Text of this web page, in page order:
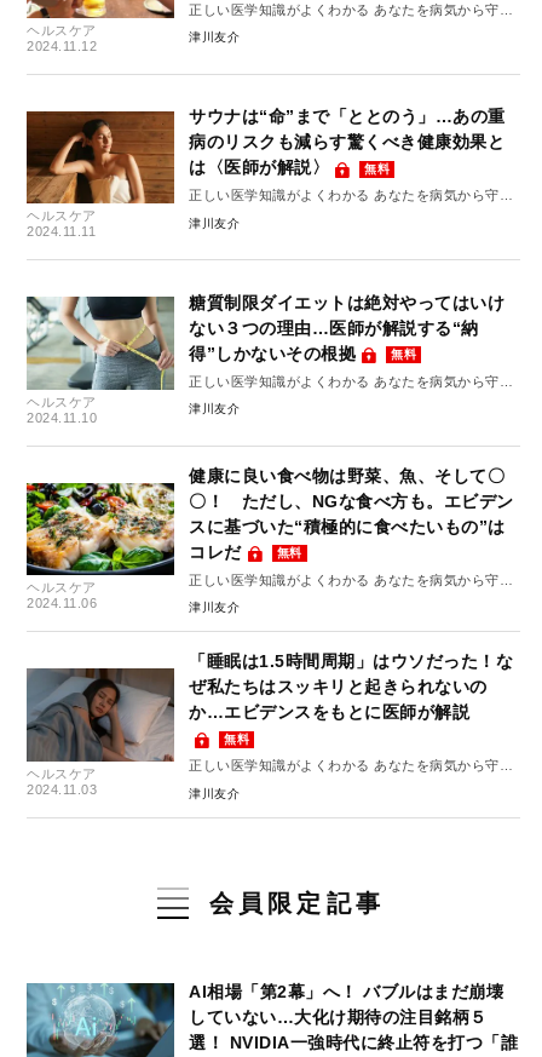
ヘルスケア
2024.11.12
正しい医学知識がよくわかる あなたを病気から守る
10のルール #10
津川友介
ヘルスケア
2024.11.11
サウナは“命”まで「ととのう」…あの重
病のリスクも減らす驚くべき健康効果と
は〈医師が解説〉
無料
正しい医学知識がよくわかる あなたを病気から守る
10のルール #9
津川友介
ヘルスケア
2024.11.10
糖質制限ダイエットは絶対やってはいけ
ない３つの理由…医師が解説する“納
得”しかないその根拠
無料
正しい医学知識がよくわかる あなたを病気から守る
10のルール #8
津川友介
ヘルスケア
2024.11.06
健康に良い食べ物は野菜、魚、そして〇
〇！ ただし、NGな食べ方も。エビデン
スに基づいた“積極的に食べたいもの”は
コレだ
無料
正しい医学知識がよくわかる あなたを病気から守る
10のルール #6
津川友介
ヘルスケア
2024.11.03
「睡眠は1.5時間周期」はウソだった！な
ぜ私たちはスッキリと起きられないの
か…エビデンスをもとに医師が解説
無料
正しい医学知識がよくわかる あなたを病気から守る
10のルール #5
津川友介
会員限定記事
AI相場「第2幕」へ！ バブルはまだ崩壊
していない…大化け期待の注目銘柄５
選！ NVIDIA一強時代に終止符を打つ「誰